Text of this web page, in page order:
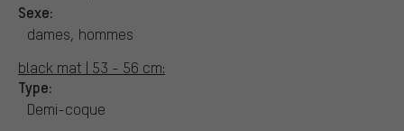
Sexe:
dames, hommes
black mat | 53 - 56 cm:
Type:
Demi-coque